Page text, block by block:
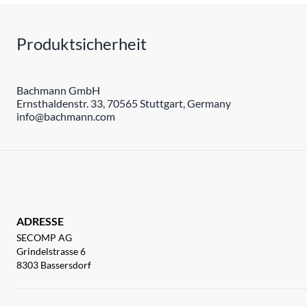
Produktsicherheit
Bachmann GmbH
Ernsthaldenstr. 33, 70565 Stuttgart, Germany
info@bachmann.com
ADRESSE
SECOMP AG
Grindelstrasse 6
8303 Bassersdorf